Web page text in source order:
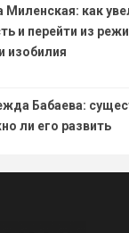
Миленская: как
и перейти из
изобилия
Бабаева:
ли его развить